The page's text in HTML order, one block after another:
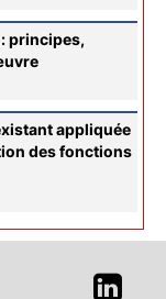
principes,
appliquée
des fonctions